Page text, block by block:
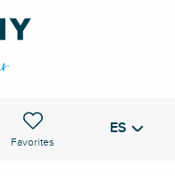
Voir les favoris ES